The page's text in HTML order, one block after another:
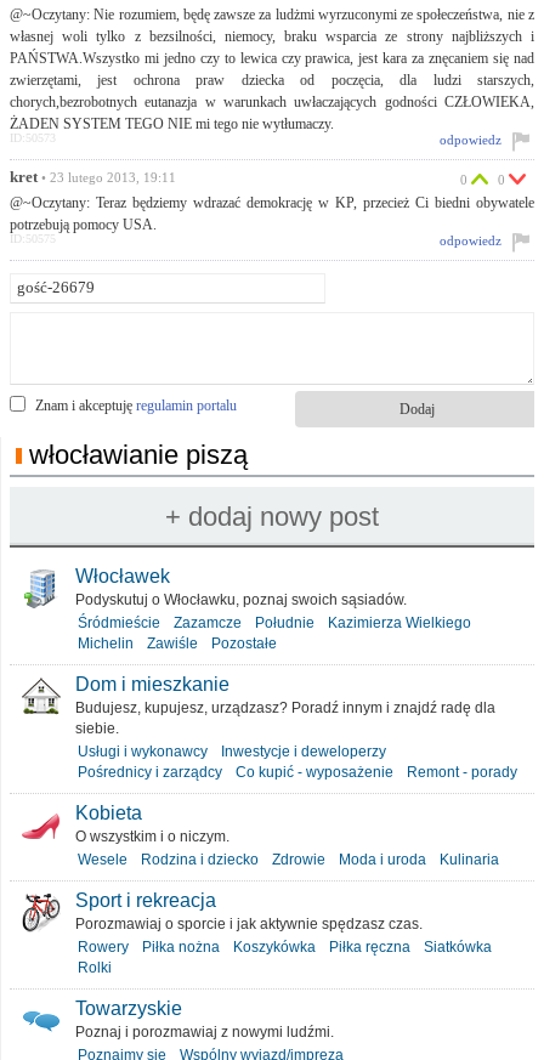
@~Oczytany: Nie rozumiem, będę zawsze za ludżmi wyrzuconymi ze społeczeństwa, nie z
własnej woli tylko z bezsilności, niemocy, braku wsparcia ze strony najbliższych i
PAŃSTWA.Wszystko mi jedno czy to lewica czy prawica, jest kara za znęcaniem się nad
zwierzętami, jest ochrona praw dziecka od poczęcia, dla ludzi starszych,
chorych,bezrobotnych eutanazja w warunkach uwłaczających godności CZŁOWIEKA,
ŻADEN SYSTEM TEGO NIE mi tego nie wytłumaczy.
odpowiedz
ID:50573
kret • 23 lutego 2013, 19:11
@~Oczytany: Teraz będziemy wdrazać demokrację w KP, przecież Ci biedni obywatele
potrzebują pomocy USA.
0 0
odpowiedz
ID:50575
Znam i akceptuję regulamin portalu
włocławianie piszą
Włocławek
Podyskutuj o Włocławku, poznaj swoich sąsiadów.
Śródmieście
Zazamcze Południe
Kazimierza Wielkiego
Michelin
Zawiśle Pozostałe
Dom i mieszkanie
Budujesz, kupujesz, urządzasz? Poradź innym i znajdź radę dla
siebie.
Usługi i wykonawcy
Inwestycje i deweloperzy
Pośrednicy i zarządcy
Co kupić - wyposażenie Remont - porady
Kobieta
O wszystkim i o niczym.
Wesele
Rodzina i dziecko Zdrowie Moda i uroda Kulinaria
Sport i rekreacja
Porozmawiaj o sporcie i jak aktywnie spędzasz czas.
Rowery
Piłka nożna Koszykówka Piłka ręczna
Siatkówka
Rolki
Towarzyskie
Poznaj i porozmawiaj z nowymi ludźmi.
Poznajmy się
Wspólny wyjazd/impreza